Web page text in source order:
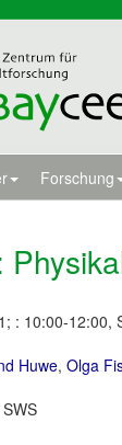
Forschung
: 10:00-12:00,
Huwe, Olga